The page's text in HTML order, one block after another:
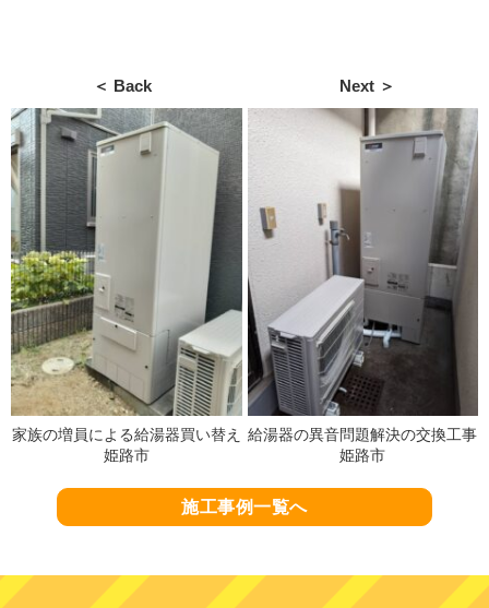
＜ Back
家族の増員による給湯器買い替え
姫路市
Next ＞
給湯器の異音問題解決の交換工事
姫路市
施工事例一覧へ